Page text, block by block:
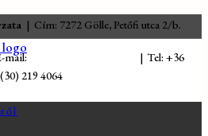
| Cím: 7272 Gölle, Petőfi utca 2/b.
| Tel: +36
219 4064